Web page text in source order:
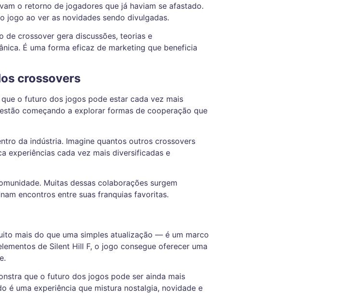
o retorno de jogadores que já haviam se afastado.
jogo ao ver as novidades sendo divulgadas.
de crossover gera discussões, teorias e
É uma forma eficaz de marketing que beneficia
crossovers
o futuro dos jogos pode estar cada vez mais
começando a explorar formas de cooperação que
da indústria. Imagine quantos outros crossovers
experiências cada vez mais diversificadas e
Muitas dessas colaborações surgem
encontros entre suas franquias favoritas.
mais do que uma simples atualização — é um marco
de Silent Hill F, o jogo consegue oferecer uma
que o futuro dos jogos pode ser ainda mais
é uma experiência que mistura nostalgia, novidade e